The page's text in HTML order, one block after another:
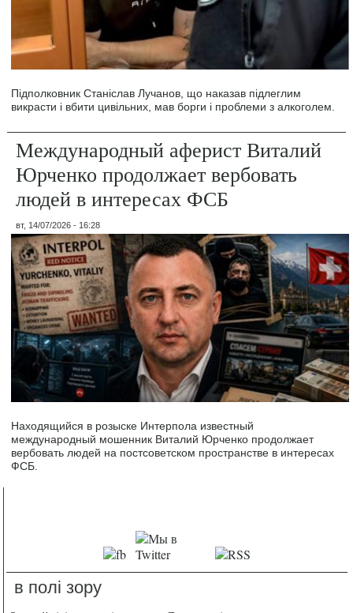
Підполковник Станіслав Лучанов, що наказав підлеглим
викрасти і вбити цивільних, мав борги і проблеми з алкоголем.
Международный аферист Виталий
Юрченко продолжает вербовать
людей в интересах ФСБ
вт, 14/07/2026 - 16:28
Находящийся в розыске Интерпола известный
международный мошенник Виталий Юрченко продолжает
вербовать людей на постсоветском пространстве в интересах
ФСБ.
в полі зору